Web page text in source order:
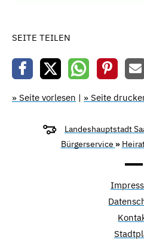
SEITE TEILEN
» Seite vorlesen | » Seite
Landeshauptstadt
Bürgerservice »